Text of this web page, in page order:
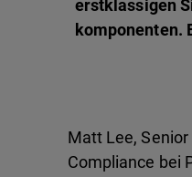
erstklassigen
komponenten.
Matt Lee,
Compliance bei